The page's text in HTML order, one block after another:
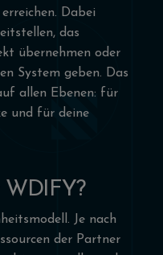
Dabei
das
übernehmen oder
System geben. Das
allen Ebenen: für
und für deine
WDIFY?
Je nach
der Partner